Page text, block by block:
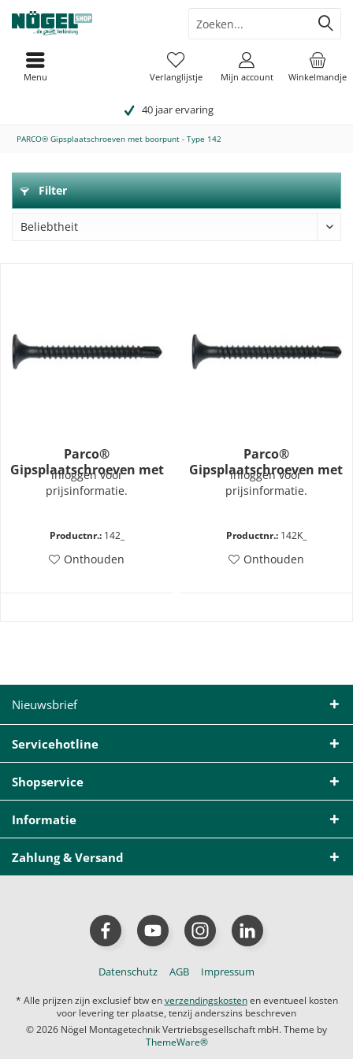
40 jaar ervaring
Winkelmandje
Verlanglijstje Mijn account
Menu
PARCO® Gipsplaatschroeven met boorpunt - Type 142
Filter
Parco®
Gipsplaatschroeven met
boorpunt - Type 142
inloggen voor
prijsinformatie.
Productnr.:142_
Onthouden
Parco®
Gipsplaatschroeven met
boorpunt - Type 142
*kleine verpakking
inloggen voor
prijsinformatie.
Productnr.:142K_
Onthouden
Nieuwsbrief
Servicehotline
Shopservice
Informatie
Zahlung & Versand
Datenschutz AGB Impressum
* Alle prijzen zijn exclusief btw enverzendingskostenen eventueel kosten
voor levering ter plaatse, tenzij anderszins beschreven
© 2026 Nögel Montagetechnik Vertriebsgesellschaft mbH. Theme by
ThemeWare®